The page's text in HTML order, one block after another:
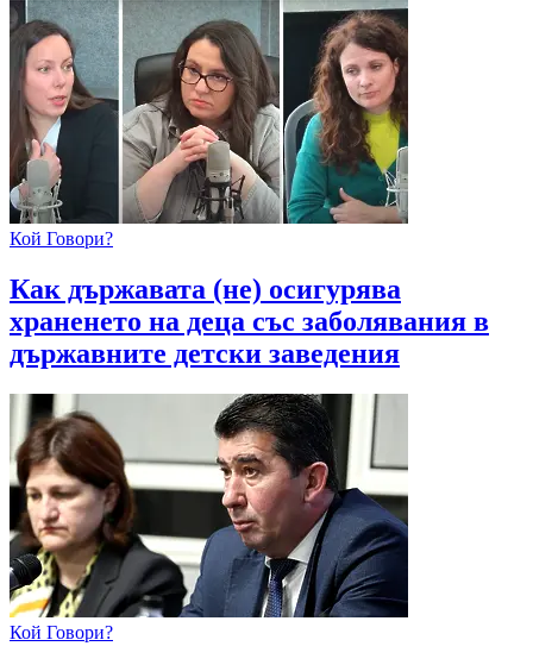
Кой Говори?
Как държавата (не) осигурява
храненето на деца със заболявания в
държавните детски заведения
Кой Говори?